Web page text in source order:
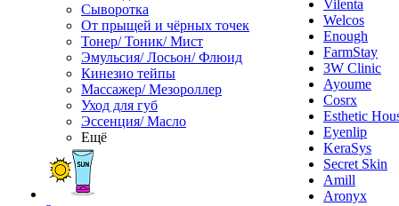
Сыворотка
От прыщей и чёрных точек
Тонер/ Тоник/ Мист
Эмульсия/ Лосьон/ Флюид
Кинезио тейпы
Массажер/ Мезороллер
Уход для губ
Эссенция/ Масло
Ещё
Vilenta
Welcos
Enough
FarmStay
3W Clinic
Ayoume
Cosrx
Esthetic
Eyenlip
KeraSys
Secret Skin
Amill
Aronyx